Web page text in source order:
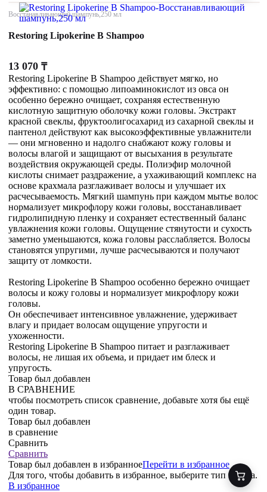
Восстанавливающий шампунь,250 мл
Restoring Lipokerine B Shampoo
13 070 ₸
Restoring Lipokerine B Shampoo действует мягко, но
эффективно: с помощью липоаминокислот из овса он
особенно бережно очищает, сохраняя естественную
кислотную защитную оболочку кожи головы. Экстракт
красной свеклы, фруктоолигосахарид из сахарной свеклы и
пантенол действуют как высокоэффективные увлажнители
— они мгновенно и надолго снабжают кожу головы и
волосы влагой и защищают от высыхания в результате
воздействия окружающей среды. Полиэфир молочной
кислоты снимает раздражение, а ухаживающий комплекс на
основе крахмала разглаживает волосы и улучшает их
расчесываемость. Мягкий шампунь при каждом мытье волос
нормализует микрофлору кожи головы, восстанавливает
гидролипидную пленку и сохраняет естественный баланс
увлажнения кожи головы. Ощущение стянутости и сухость
заметно уменьшаются, кожа головы расслабляется. Волосы
становятся упругими, лучше расчесываются и получают
защиту от ломкости.
Restoring Lipokerine B Shampoo особенно бережно очищает
волосы и кожу головы и нормализует микрофлору кожи
головы.
Он обеспечивает интенсивное увлажнение, удерживает
влагу и придает волосам ощущение упругости и
ухоженности.
Restoring Lipokerine B Shampoo питает и разглаживает
волосы, не лишая их объема, и придает им блеск и
упругость.
Товар был добавлен
В СРАВНЕНИЕ
чтобы посмотреть список сравнение, добавьте хотя бы ещё
один товар.
Товар был добавлен
в сравнение
Сравнить
Сравнить
Товар был добавлен в избранноеПерейти в избранное
Для того, чтобы добавить в избранное, выберите тип товара.
В избранное